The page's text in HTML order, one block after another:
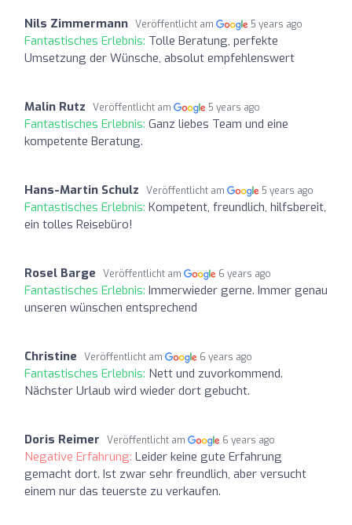
Nils Zimmermann Veröffentlicht am 5 years ago
Fantastisches Erlebnis: Tolle Beratung, perfekte
Umsetzung der Wünsche, absolut empfehlenswert
Malin Rutz Veröffentlicht am 5 years ago
Fantastisches Erlebnis: Ganz liebes Team und eine
kompetente Beratung.
Hans-Martin Schulz Veröffentlicht am 5 years ago
Fantastisches Erlebnis: Kompetent, freundlich, hilfsbereit,
ein tolles Reisebüro!
Rosel Barge Veröffentlicht am 6 years ago
Fantastisches Erlebnis: Immerwieder gerne. Immer genau
unseren wünschen entsprechend
Christine Veröffentlicht am 6 years ago
Fantastisches Erlebnis: Nett und zuvorkommend.
Nächster Urlaub wird wieder dort gebucht.
Doris Reimer Veröffentlicht am 6 years ago
Negative Erfahrung: Leider keine gute Erfahrung
gemacht dort. Ist zwar sehr freundlich, aber versucht
einem nur das teuerste zu verkaufen.